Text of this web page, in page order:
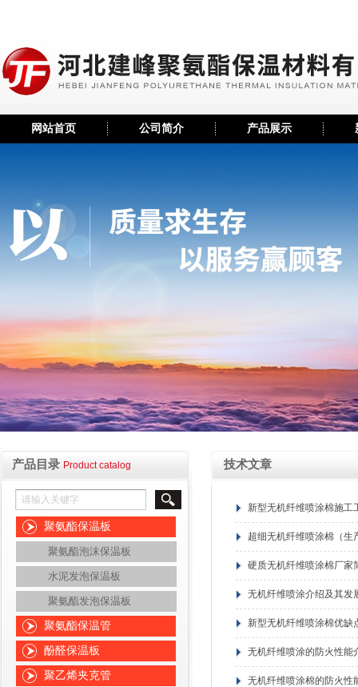
网站首页 公司简介 产品展示
产品目录 Product catalog
聚氨酯保温板
聚氨酯泡沫保温板
水泥发泡保温板
聚氨酯发泡保温板
聚氨酯保温管
酚醛保温板
聚乙烯夹克管
技术文章
新型无机纤维喷涂棉施工
超细无机纤维喷涂棉（生
硬质无机纤维喷涂棉厂家
无机纤维喷涂介绍及其发
新型无机纤维喷涂棉优缺
无机纤维喷涂的防火性能
无机纤维喷涂棉的防火性